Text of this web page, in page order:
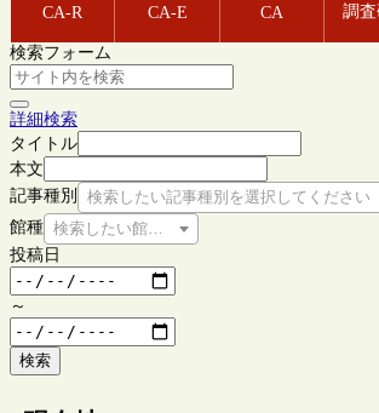
CA-R CA-E CA 調
検索フォーム
詳細検索
タイトル
本文
記事種別
検索したい記事種別を選択してください
館種 検索したい館種を選択してください
投稿日
～
検索